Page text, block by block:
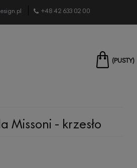
+48 42 633 02 00
(PUSTY)
Missoni - krzesło